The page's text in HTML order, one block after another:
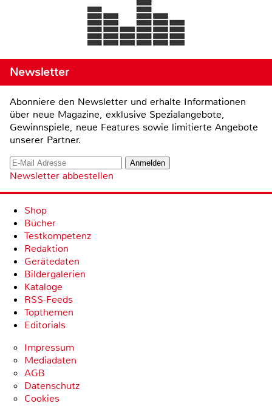
Newsletter
Abonniere den Newsletter und erhalte Informationen
über neue Magazine, exklusive Spezialangebote,
Gewinnspiele, neue Features sowie limitierte Angebote
unserer Partner.
Newsletter abbestellen
Shop
Bücher
Testkompetenz
Redaktion
Gerätedaten
Bildergalerien
Kataloge
RSS-Feeds
Topthemen
Editorials
Impressum
Mediadaten
AGB
Datenschutz
Cookies